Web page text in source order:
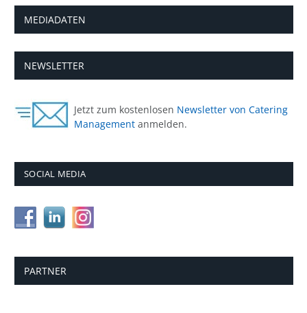
MEDIADATEN
NEWSLETTER
Jetzt zum kostenlosen Newsletter von Catering
Management anmelden.
SOCIAL MEDIA
PARTNER